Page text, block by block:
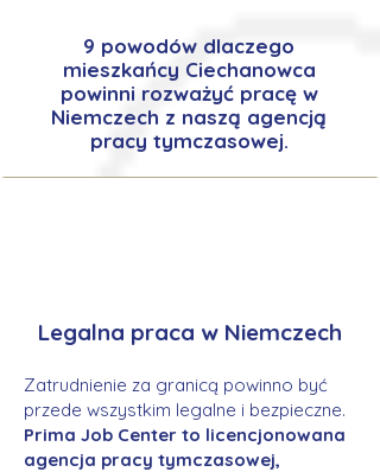
9 powodów dlaczego
mieszkańcy Ciechanowca
powinni rozważyć pracę w
Niemczech z naszą agencją
pracy tymczasowej.
Legalna praca w Niemczech
Zatrudnienie za granicą powinno być
przede wszystkim legalne i bezpieczne.
Prima Job Center to licencjonowana
agencja pracy tymczasowej,